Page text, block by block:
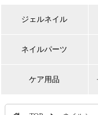
ジェルネイル
ネイルパーツ
ケア用品